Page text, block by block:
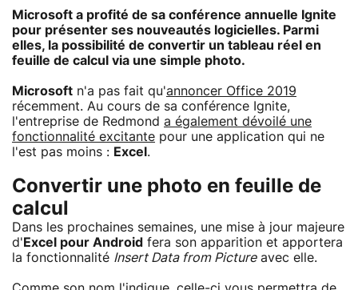
Microsoft a profité de sa conférence annuelle Ignite
pour présenter ses nouveautés logicielles. Parmi
elles, la possibilité de convertir un tableau réel en
feuille de calcul via une simple photo.
Microsoft n'a pas fait qu'annoncer Office 2019
récemment. Au cours de sa conférence Ignite,
l'entreprise de Redmond a également dévoilé une
fonctionnalité excitante pour une application qui ne
l'est pas moins : Excel .
Convertir une photo en feuille de
calcul
Dans les prochaines semaines, une mise à jour majeure
d' Excel pour Android fera son apparition et apportera
la fonctionnalité Insert Data from Pictureavec elle.